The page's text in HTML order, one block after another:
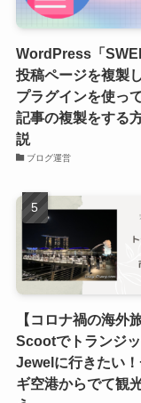
WordPress「
投稿ページを複製
プラグインを使っ
記事の複製をする
説
ブログ運営
【コロナ禍の海外
Scootでトランジッ
Jewelに行きたい
ギ空港からでて観